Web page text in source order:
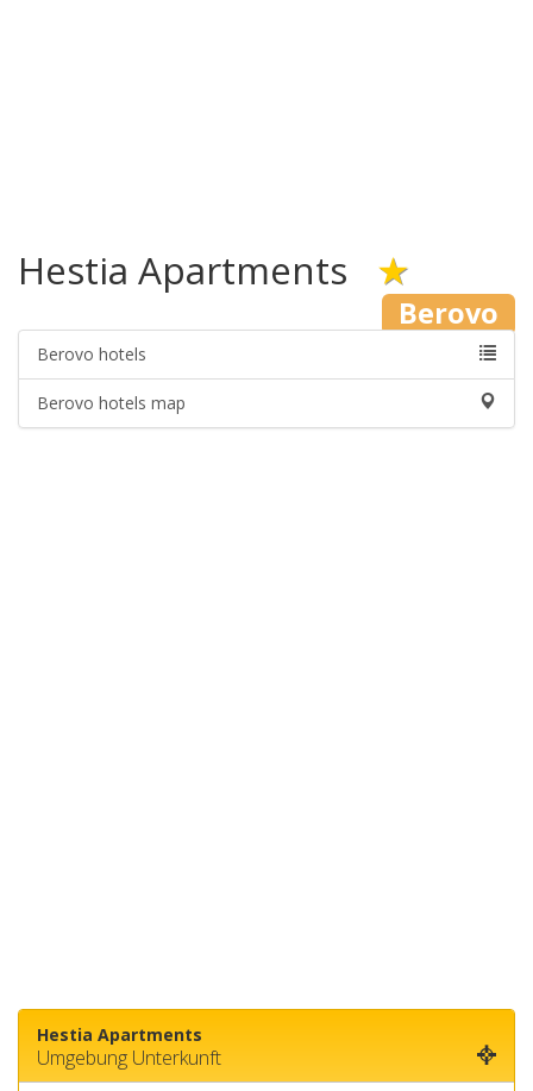
Hestia Apartments ★
Berovo
Berovo hotels
Berovo hotels map
Hestia Apartments
Umgebung Unterkunft